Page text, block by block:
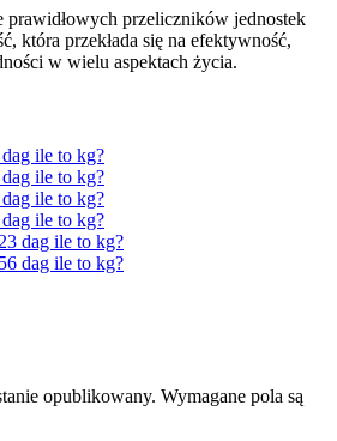
prawidłowych przeliczników jednostek
która przekłada się na efektywność,
w wielu aspektach życia.
ile to kg?
ile to kg?
ile to kg?
ile to kg?
dag ile to kg?
dag ile to kg?
opublikowany. Wymagane pola są